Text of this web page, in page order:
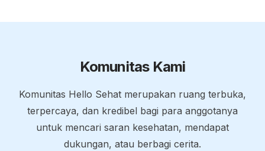
Komunitas Kami
Komunitas Hello Sehat merupakan ruang terbuka,
terpercaya, dan kredibel bagi para anggotanya
untuk mencari saran kesehatan, mendapat
dukungan, atau berbagi cerita.